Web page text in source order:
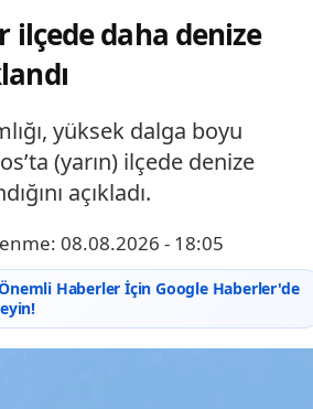
ilçede daha denize
yüksek dalga boyu
(yarın) ilçede denize
açıkladı.
08.08.2026 - 18:05
Haberler İçin Google Haberler'de